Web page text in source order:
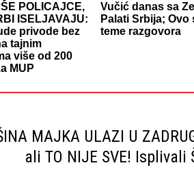
POLICAJCE,
ISELJAVAJU:
privode bez
tajnim
više od 200
MUP
Vučić danas sa
Palati Srbija;
teme razgovora
MAJKA ULAZI U
ali TO NIJE SVE! Isplivali